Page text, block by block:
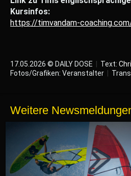
Kursinfos:
https://timvandam-
17.05.2026 © DAILY DOSE | Text:
Fotos/Grafiken: Veranstalter |
Weitere